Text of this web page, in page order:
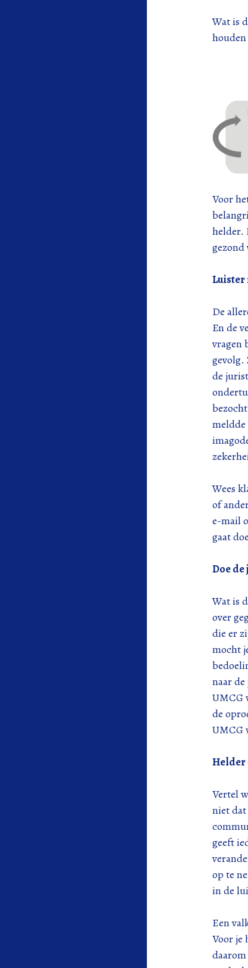
Wat is
Voor
helder.
gezond
Luister
De
En de
vragen
gevolg.
de
meldde
Wees
of
e-mail
gaat
Doe
Wat is
over
die er
mocht
naar
UMCG
de
UMCG
Helder
Vertel
niet
geeft
op te
in de
Een
Voor je